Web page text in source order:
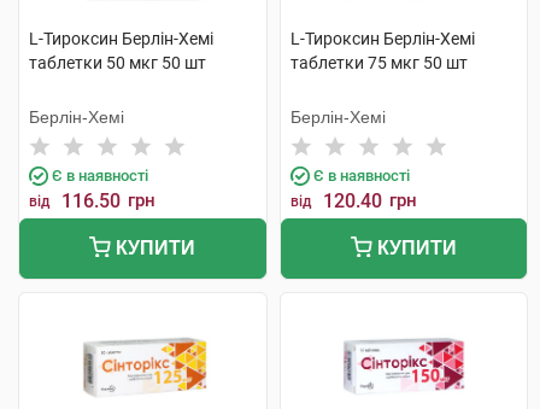
L-Тироксин Берлін-Хемі
таблетки 50 мкг 50 шт
Берлін-Хемі
Є в наявності
від 116.50 грн
КУПИТИ
L-Тироксин Берлін-Хемі
таблетки 75 мкг 50 шт
Берлін-Хемі
Є в наявності
від 120.40 грн
КУПИТИ